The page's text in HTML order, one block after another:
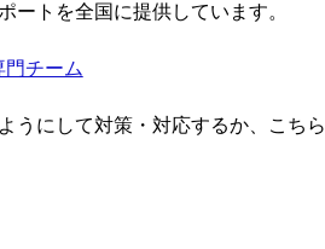
ートを全国に提供しています。
チーム
うにして対策・対応するか、こちら